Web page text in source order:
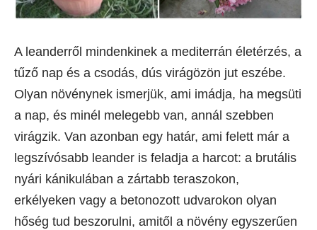
A leanderről mindenkinek a mediterrán életérzés, a
tűző nap és a csodás, dús virágözön jut eszébe.
Olyan növénynek ismerjük, ami imádja, ha megsüti
a nap, és minél melegebb van, annál szebben
virágzik. Van azonban egy határ, ami felett már a
legszívósabb leander is feladja a harcot: a brutális
nyári kánikulában a zártabb teraszokon,
erkélyeken vagy a betonozott udvarokon olyan
hőség tud beszorulni, amitől a növény egyszerűen